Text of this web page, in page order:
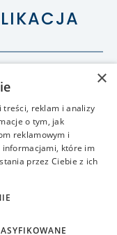
×
treści, reklam i analizy
o tym, jak
reklamowym i
informacjami, które im
przez Ciebie z ich